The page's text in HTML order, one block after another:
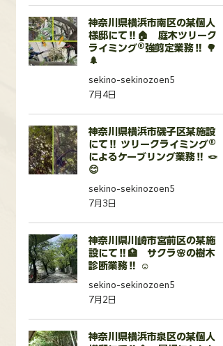
神奈川県横浜市南区の某個人
様邸にて‼️🏠 庭木ツリーク
ライミング®︎強剪定業務‼️ 🌳
🌲
sekino-sekinozoen5
7月4日
神奈川県横浜市磯子区某施設
にて‼️ ツリークライミング®️
によるケーブリング業務‼️ 🪢
😊
sekino-sekinozoen5
7月3日
神奈川県川崎市宮前区の某施
設にて‼️🏥 サクラ🌸の樹木
診断業務‼️ ☺️
sekino-sekinozoen5
7月2日
神奈川県横浜市泉区の某個人